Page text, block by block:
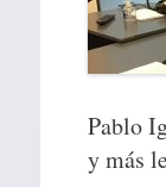
Pablo
y más